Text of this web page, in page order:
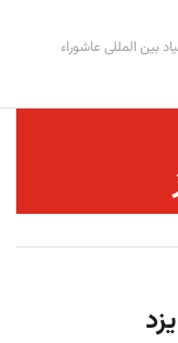
بین المللی عاشوراء